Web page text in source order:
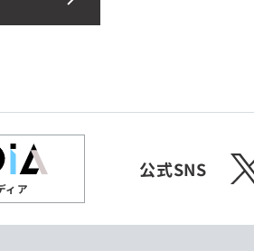
ィア
公式SNS X